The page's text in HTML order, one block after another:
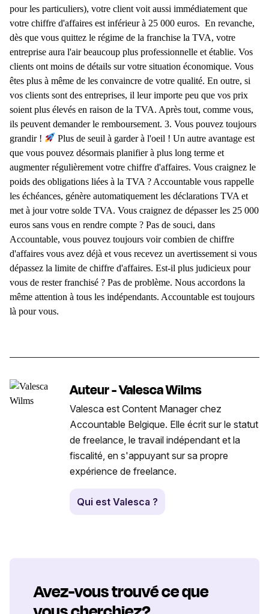
pour les particuliers), votre client voit aussi immédiatement que
votre chiffre d'affaires est inférieur à 25 000 euros. En revanche,
dès que vous quittez le régime de la franchise la TVA, votre
entreprise aura l'air beaucoup plus professionnelle et établie. Vos
clients ont moins de détails sur votre situation économique. Vous
êtes plus à même de les convaincre de votre qualité. En outre, si
vos clients sont des entreprises, il leur importe peu que vos prix
soient plus élevés en raison de la TVA. Après tout, comme vous,
ils peuvent demander le remboursement. 3. Vous pouvez toujours
grandir !
Plus de seuil à garder à l'oeil ! Un autre avantage est
que vous pouvez désormais planifier à plus long terme et
augmenter régulièrement votre chiffre d'affaires. Vous craignez le
poids des obligations liées à la TVA ? Accountable vous rappelle
les échéances, génère automatiquement les déclarations TVA et
met à jour votre solde TVA. Vous craignez de dépasser les 25 000
euros sans vous en rendre compte ? Pas de souci, dans
Accountable, vous pouvez toujours voir combien de chiffre
d'affaires vous avez déjà et vous recevez un avertissement si vous
dépassez la limite de chiffre d'affaires. Est-il plus judicieux pour
vous de rester franchisé ? Pas de problème. Nous accordons la
même attention à tous les indépendants. Accountable est toujours
là pour vous.
Auteur - Valesca Wilms
Valesca est Content Manager chez
Accountable Belgique. Elle écrit sur le statut
de freelance, le travail indépendant et la
fiscalité, en s'appuyant sur sa propre
expérience de freelance.
Qui est Valesca ?
Avez-vous trouvé ce que